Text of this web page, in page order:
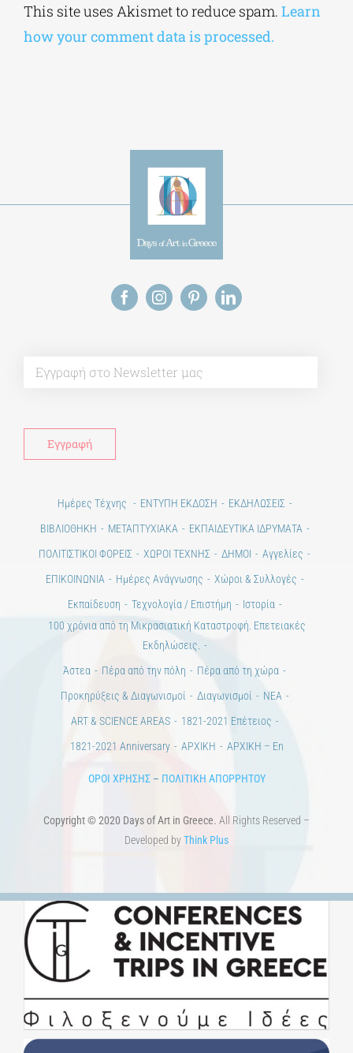
This site uses Akismet to reduce spam. Learn
how your comment data is processed.
Ημέρες Τέχνης ΕΝΤΥΠΗ ΕΚΔΟΣΗ
ΕΚΔΗΛΩΣΕΙΣ
ΒΙΒΛΙΟΘΗΚΗ
ΜΕΤΑΠΤΥΧΙΑΚΑ
ΕΚΠΑΙΔΕΥΤΙΚΑ ΙΔΡΥΜΑΤΑ
ΠΟΛΙΤΙΣΤΙΚΟΙ ΦΟΡΕΙΣ
ΧΩΡΟΙ ΤΕΧΝΗΣ ΔΗΜΟΙ
Αγγελίες
ΕΠΙΚΟΙΝΩΝΙΑ
Ημέρες Ανάγνωσης
Χώροι & Συλλογές
Εκπαίδευση
Τεχνολογία / Επιστήμη
Ιστορία
100 χρόνια από τη Μικρασιατική Καταστροφή. Επετειακές
Εκδηλώσεις.
Άστεα
Πέρα από την πόλη
Πέρα από τη χώρα
Προκηρύξεις & Διαγωνισμοί
Διαγωνισμοί
ΝΕΑ
ART & SCIENCE AREAS
1821-2021 Επέτειος
1821-2021 Anniversary
ΑΡΧΙΚΗ ΑΡΧΙΚΗ – En
ΟΡΟΙ ΧΡΗΣΗΣ– ΠΟΛΙΤΙΚΗ ΑΠΟΡΡΗΤΟΥ
Copyright © 2020 Days of Art in Greece. All Rights Reserved –
Developed byThink Plus